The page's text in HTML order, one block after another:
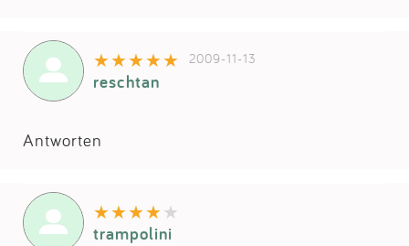
2009-11-13
reschtan
Antworten
trampolini